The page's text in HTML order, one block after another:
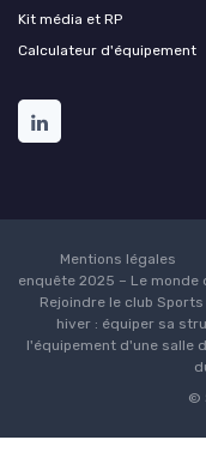
Kit média et RP
Calculateur d'équipement
Mentions légales
enquête 2025 – Le monde
Rejoindre le club
hiver : équiper sa
l'équipement d'une salle
©